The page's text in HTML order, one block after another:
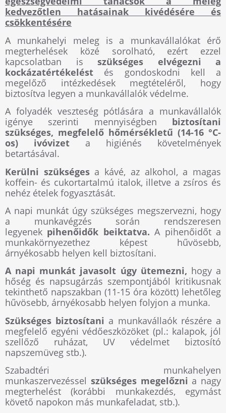
kedvezőtlen hatásainak kivédésére és
csökkentésére
A munkahelyi meleg is a munkavállalókat érő
megterhelések közé sorolható, ezért ezzel
kapcsolatban is szükséges elvégezni a
kockázatértékelést és gondoskodni kell a
megelőző intézkedések megtételéről, hogy
biztosítva legyen a munkavállalók védelme.
A folyadék veszteség pótlására a munkavállalók
igénye szerinti mennyiségben biztosítani
szükséges, megfelelő hőmérsékletű (14-16 °C-
os) ivóvizet a higiénés követelmények
betartásával.
Kerülni szükséges a kávé, az alkohol, a magas
koffein- és cukortartalmú italok, illetve a zsíros és
nehéz ételek fogyasztását.
A napi munkát úgy szükséges megszervezni, hogy
a munkavégzés során rendszeresen
legyenek pihenőidők beiktatva.A pihenőidőt a
munkakörnyezethez képest hűvösebb,
árnyékosabb helyen kell biztosítani.
A napi munkát javasolt úgy ütemezni, hogy a
hőség és napsugárzás szempontjából kritikusnak
tekinthető napszakban (11-15 óra között) lehetőleg
hűvösebb, árnyékosabb helyen folyjon a munka.
Szükséges biztosítani a munkavállaók részére a
megfelelő egyéni védőeszközöket (pl.: kalapok, jól
szellőző ruházat, UV védelmet biztosító
napszemüveg stb.).
Szabadtéri munkahelyen
munkaszervezéssel szükséges megelőzni a nagy
megterhelést (korábbi munkakezdés, egymást
követő napokon más munkafeladat, stb.).